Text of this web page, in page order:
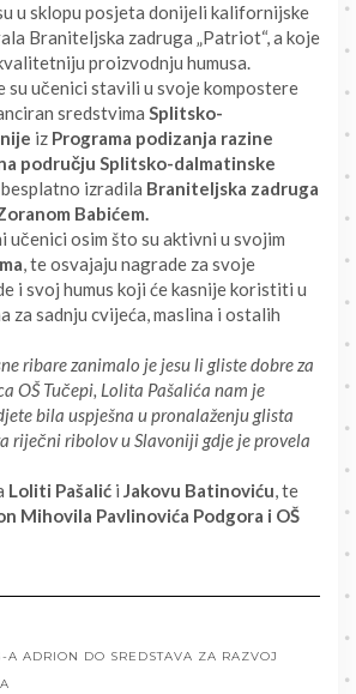
u sklopu posjeta donijeli kalifornijske
Braniteljska zadruga „Patriot“, a koje
proizvodnju humusa.
učenici stavili u svoje kompostere
sredstvima Splitsko-
iz Programa podizanja razine
području Splitsko-dalmatinske
besplatno izradila Braniteljska zadruga
Babićem.
osim što su aktivni u svojim
, te osvajaju nagrade za svoje
i svoj humus koji će kasnije koristiti u
za sadnju cvijeća, maslina i ostalih
ribare zanimalo je jesu li gliste dobre za
OŠ Tučepi, Lolita Pašalića nam je
bila uspješna u pronalaženju glista
riječni ribolov u Slavoniji gdje je provela
Loliti Pašalić i Jakovu Batinoviću, te
Mihovila Pavlinovića Podgora i OŠ
A ADRION DO SREDSTAVA ZA RAZVOJ